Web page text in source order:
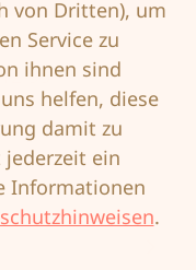
95
von Dritten), um
Service zu
ihnen sind
helfen, diese
damit zu
ein
Informationen
.